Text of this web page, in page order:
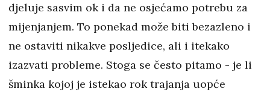
djeluje sasvim ok i da ne osjećamo potrebu za
mijenjanjem. To ponekad može biti bezazleno i
ne ostaviti nikakve posljedice, ali i itekako
izazvati probleme. Stoga se često pitamo - je li
šminka kojoj je istekao rok trajanja uopće